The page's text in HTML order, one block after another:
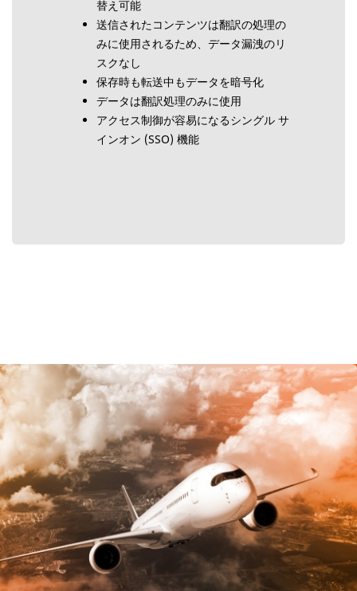
替え可能
送信されたコンテンツは翻訳の処理の
みに使用されるため、データ漏洩のリ
スクなし
保存時も転送中もデータを暗号化
データは翻訳処理のみに使用
アクセス制御が容易になるシングル サ
インオン (SSO) 機能